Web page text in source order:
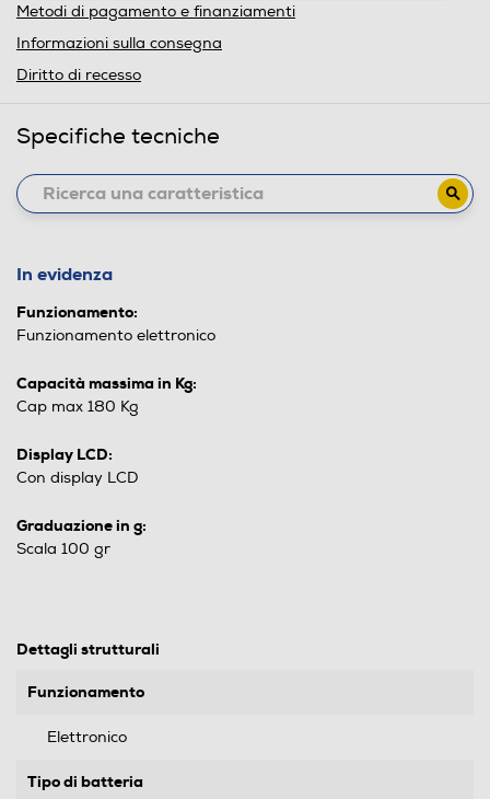
Metodi di pagamento e finanziamenti
Informazioni sulla consegna
Diritto di recesso
Specifiche tecniche
In evidenza
Funzionamento:
Funzionamento elettronico
Capacità massima in Kg:
Cap max 180 Kg
Display LCD:
Con display LCD
Graduazione in g:
Scala 100 gr
Dettagli strutturali
Funzionamento
Elettronico
Tipo di batteria